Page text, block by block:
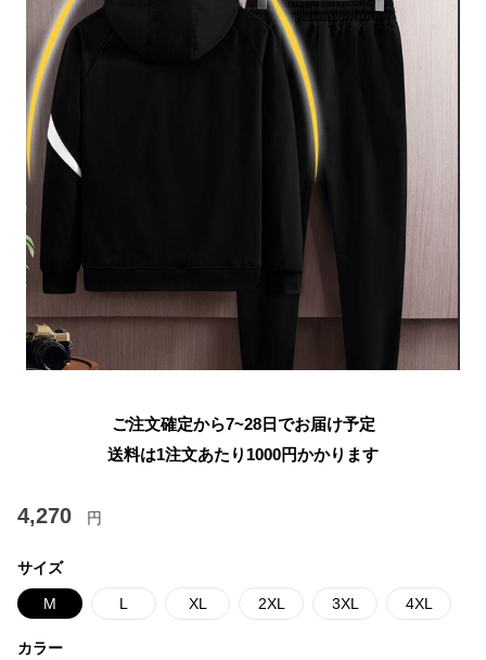
ご注文確定から7~28日でお届け予定
送料は1注文あたり 1000円かかります
4,270 円
サイズ
M L XL 2XL 3XL 4XL
カラー